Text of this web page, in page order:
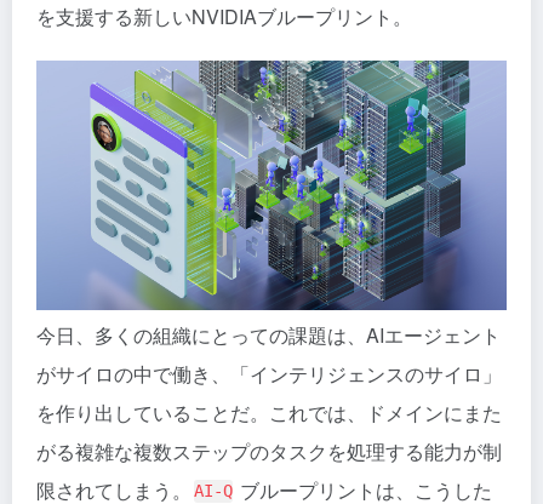
を支援する新しいNVIDIAブループリント。
今日、多くの組織にとっての課題は、AIエージェント
がサイロの中で働き、「インテリジェンスのサイロ」
を作り出していることだ。これでは、ドメインにまた
がる複雑な複数ステップのタスクを処理する能力が制
限されてしまう。
AI-Q ブループリントは、こうした